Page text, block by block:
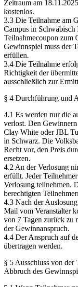
Zeitraum am
kostenlos.
3.3 Die Teilnahme am
Campus in
Teilnahmecoupon zum
Gewinnspiel muss der
erfüllen.
3.4 Die Teilnahme
Richtigkeit der
ausschließlich zur
§ 4 Durchführung und
4.1 Es werden nur die
verlost. Den
Clay White oder JBL
in Schwarz. Die
Recht vor, den Preis
ersetzen.
4.2 An der Verlosung
erfüllt. Jeder
Verlosung teilnehmen.
berechtigten
4.3 Nach der
Mail vom Veranstalter
von 7 Tagen zurück zu
der Gewinnanspruch.
4.4 Der Anspruch auf
übertragen werden.
§ 5 Ausschluss von
Abbruch des